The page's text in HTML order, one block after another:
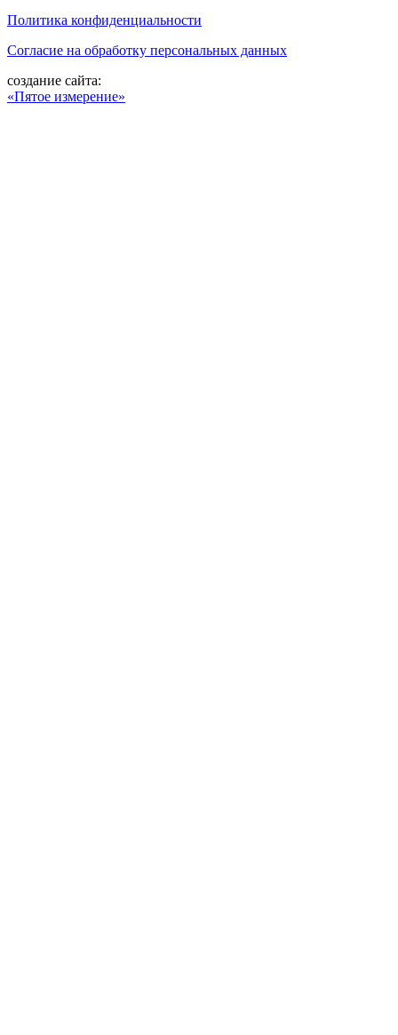
Политика конфиденциальности
Согласие на обработку персональных данных
создание сайта:
«Пятое измерение»